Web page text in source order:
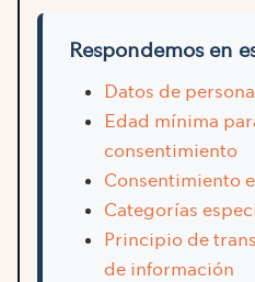
Respondemos en
Datos de
Edad mínima
consentimiento
Consentimiento
Categorías
Principio de
de información